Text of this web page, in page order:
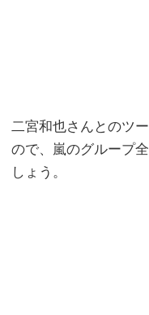
二宮和也さんとのツ
ので、嵐のグループ
しょう。